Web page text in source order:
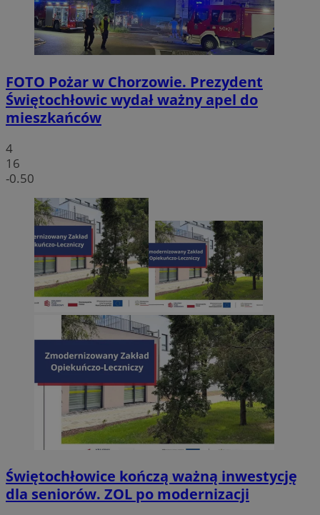
FOTO Pożar w Chorzowie. Prezydent
Świętochłowic wydał ważny apel do
mieszkańców
4
16
-0.50
Świętochłowice kończą ważną inwestycję
dla seniorów. ZOL po modernizacji